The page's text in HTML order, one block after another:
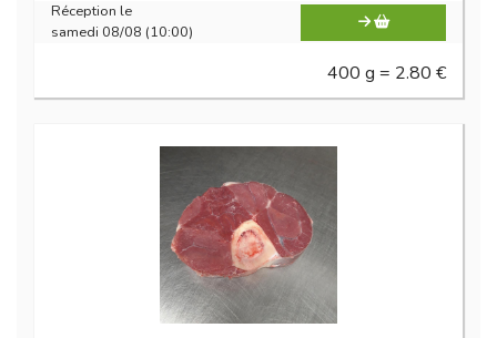
Réception le
samedi 08/08 (10:00)
400 g = 2.80 €